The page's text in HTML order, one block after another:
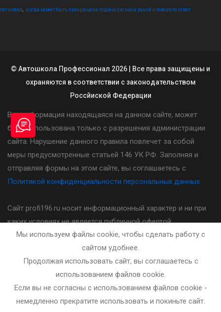
легковая, когда может быть прекращена подача сигнала рукой о повороте ответ
© Автошкола Профессионал 2026 | Все права защищены и
охраняются в соответствии с законодательством
Россйиской Федерации
Вся информация находящаяся на данном сайте, может
быть использована только с разрешения администрации
сайта. Нарушение данного правила повлечет за собой
меры предусмотренные статьей 146 УК РФ. Заполняя и
отправляя формы на этом сайте, вы соглашаетесь с
Политикой конфиденциальности персональных данных
Сайт profi196.ru носит информационный характер и ни при
каких условиях не является публичной офертой,
определяемой положениями статьи 437(2) Гражданского
кодекса Российской Федерации. Стоимость, порядок и
другие условия предоставления услуг указанных на сайте
необходимо уточнять у администратора автошколы.
Разработка и сопровождение сайта - bleaksoft.ru
Мы используем файлы cookie, чтобы сделать работу с
сайтом удобнее.
Продолжая использовать сайт, вы соглашаетесь с
использованием файлов cookie.
Если вы не согласны с использованием файлов cookie -
немедленно прекратите использовать и покиньте сайт.